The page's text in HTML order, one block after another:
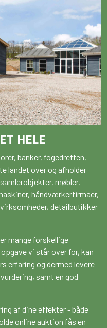
HELE
banker, fogedretten,
landet over og afholder
møbler,
håndværkerfirmaer,
detailbutikker
mange forskellige
vi står over for, kan
erfaring og dermed levere
samt en god
af dine effekter - både
online auktion fås en